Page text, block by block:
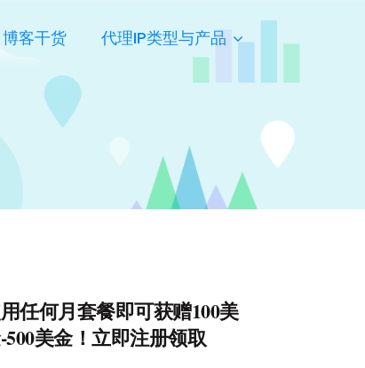
博客干货 代理IP类型与产品
任何月套餐即可获赠100美
500美金！立即注册领取